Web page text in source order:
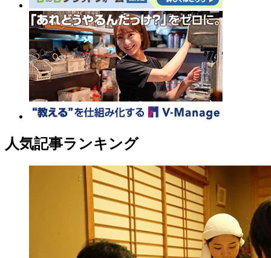
人気記事ランキング